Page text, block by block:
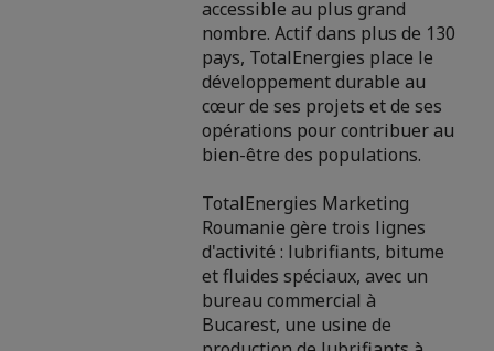
accessible au plus grand
nombre. Actif dans plus de 130
pays, TotalEnergies place le
développement durable au
cœur de ses projets et de ses
opérations pour contribuer au
bien-être des populations.
TotalEnergies Marketing
Roumanie gère trois lignes
d'activité : lubrifiants, bitume
et fluides spéciaux, avec un
bureau commercial à
Bucarest, une usine de